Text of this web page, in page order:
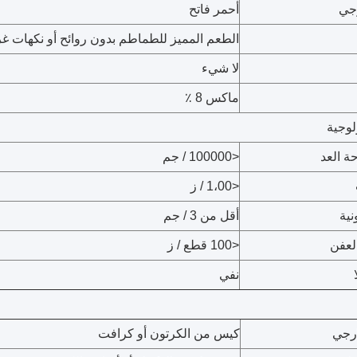
أحمر فاتح
الطعم المميز للطماطم بدون روائح أو نكهات
لا شيء
ماكس 8 ٪
العد <100000 / جم
<1،00 / ز
أقل من 3 / جم
<100 قطع / ز
نفي
كيس من الكرتون أو كرافت